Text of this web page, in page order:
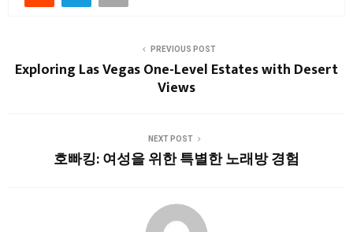
PREVIOUS POST
Exploring Las Vegas One-Level Estates with Desert
Views
NEXT POST
호빠킹: 여성을 위한 특별한 노래방 경험